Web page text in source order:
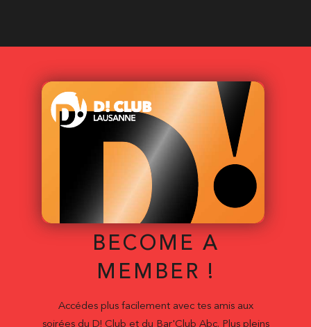
BECOME A
MEMBER !
Accédes plus facilement avec tes amis aux
soirées du D! Club et du Bar'Club Abc. Plus pleins